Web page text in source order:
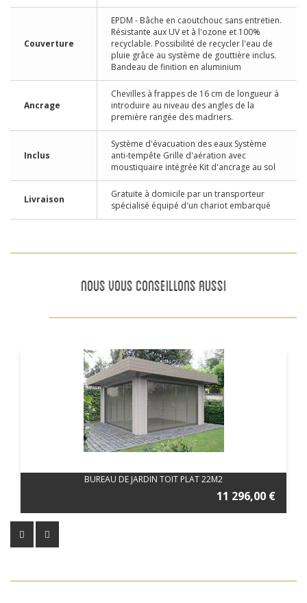
Couverture
EPDM - Bâche en caoutchouc sans entretien.
Résistante aux UV et à l'ozone et 100%
recyclable. Possibilité de recycler l'eau de
pluie grâce au système de gouttière inclus.
Bandeau de finition en aluminium
Ancrage
Chevilles à frappes de 16 cm de longueur à
introduire au niveau des angles de la
première rangée des madriers.
Inclus
Système d'évacuation des eaux Système
anti-tempête Grille d'aération avec
moustiquaire intégrée Kit d'ancrage au sol
Livraison
Gratuite à domicile par un transporteur
spécialisé équipé d'un chariot embarqué
NOUS VOUS CONSEILLONS AUSSI
BUREAU DE JARDIN TOIT PLAT 22M2
11 296,00 €